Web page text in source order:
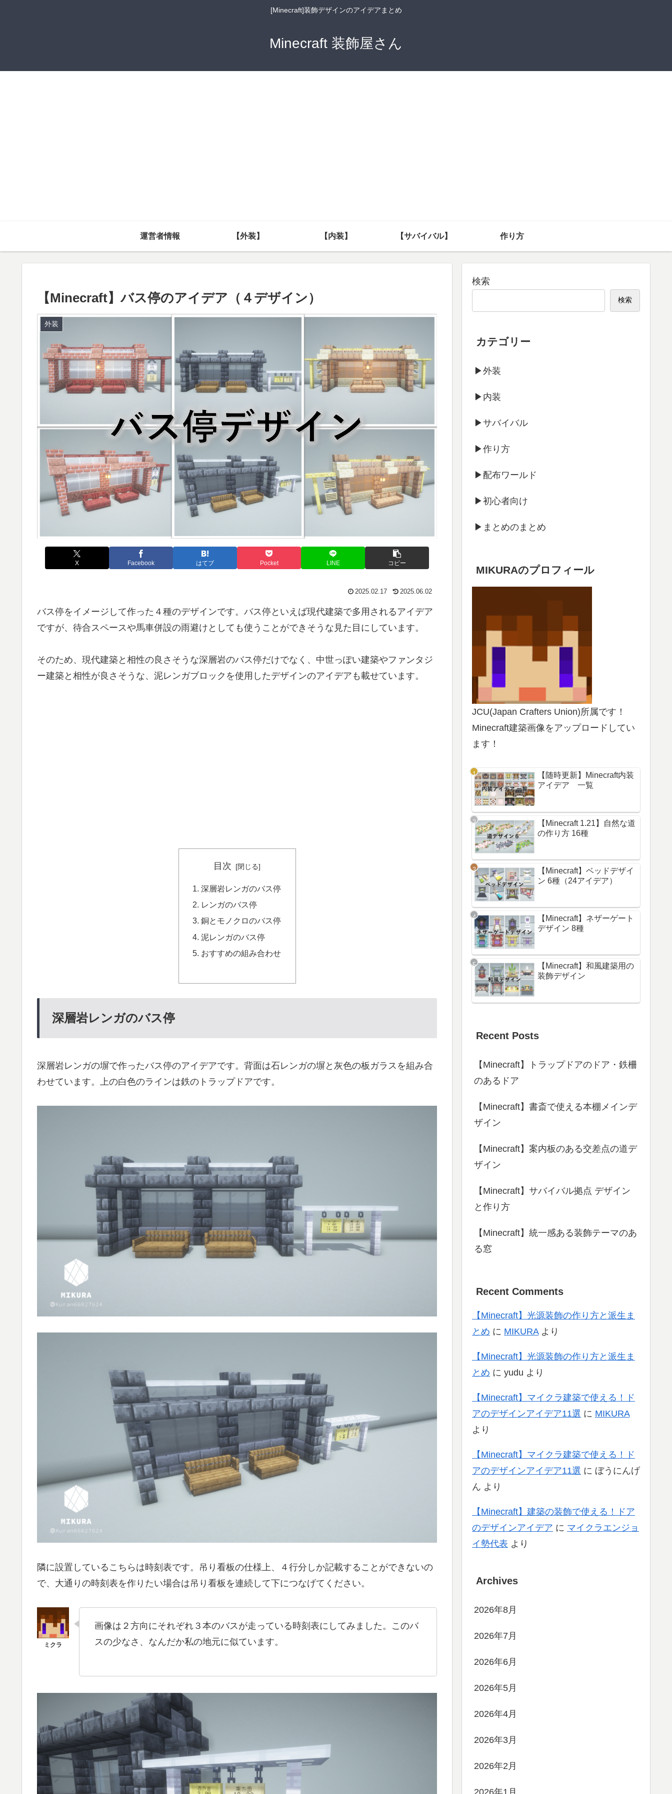
[Minecraft]装飾デザインのアイデアまとめ
Minecraft 装飾屋さん
運営者情報 【外装】 【内装】 【サバイバル】 作り方
【Minecraft】バス停のアイデア（４デザイン）
外装
X Facebook はてブ Pocket LINE コピー
2025.02.17 2025.06.02
バス停をイメージして作った４種のデザインです。バス停といえば現代建築で多用されるアイデア
ですが、待合スペースや馬車併設の雨避けとしても使うことができそうな見た目にしています。
そのため、現代建築と相性の良さそうな深層岩のバス停だけでなく、中世っぽい建築やファンタジ
ー建築と相性が良さそうな、泥レンガブロックを使用したデザインのアイデアも載せています。
目次
深層岩レンガのバス停
レンガのバス停
銅とモノクロのバス停
泥レンガのバス停
おすすめの組み合わせ
深層岩レンガのバス停
深層岩レンガの塀で作ったバス停のアイデアです。背面は石レンガの塀と灰色の板ガラスを組み合
わせています。上の白色のラインは鉄のトラップドアです。
隣に設置しているこちらは時刻表です。吊り看板の仕様上、４行分しか記載することができないの
で、大通りの時刻表を作りたい場合は吊り看板を連続して下につなげてください。
画像は２方向にそれぞれ３本のバスが走っている時刻表にしてみました。このバ
スの少なさ、なんだか私の地元に似ています。
検索
検索
カテゴリー
▶外装
▶内装
▶サバイバル
▶作り方
▶配布ワールド
▶初心者向け
▶まとめのまとめ
MIKURAのプロフィール
JCU(Japan Crafters Union)所属です！
Minecraft建築画像をアップロードしてい
ます！
【随時更新】Minecraft内装
アイデア 一覧
【Minecraft 1.21】自然な道
の作り方 16種
【Minecraft】ベッドデザイ
ン 6種（24アイデア）
【Minecraft】ネザーゲート
デザイン 8種
【Minecraft】和風建築用の
装飾デザイン
Recent Posts
【Minecraft】トラップドアのドア・鉄柵
のあるドア
【Minecraft】書斎で使える本棚メインデ
ザイン
【Minecraft】案内板のある交差点の道デ
ザイン
【Minecraft】サバイバル拠点 デザイン
と作り方
【Minecraft】統一感ある装飾テーマのあ
る窓
Recent Comments
【Minecraft】光源装飾の作り方と派生ま
とめ に MIKURAより
【Minecraft】光源装飾の作り方と派生ま
とめ に yudu より
【Minecraft】マイクラ建築で使える！ド
アのデザインアイデア11選 に MIKURA
より
【Minecraft】マイクラ建築で使える！ド
アのデザインアイデア11選 に ぼうにんげ
ん より
【Minecraft】建築の装飾で使える！ドア
のデザインアイデア に マイクラエンジョ
イ勢代表 より
Archives
2026年8月
2026年7月
2026年6月
2026年5月
2026年4月
2026年3月
2026年2月
2026年1月